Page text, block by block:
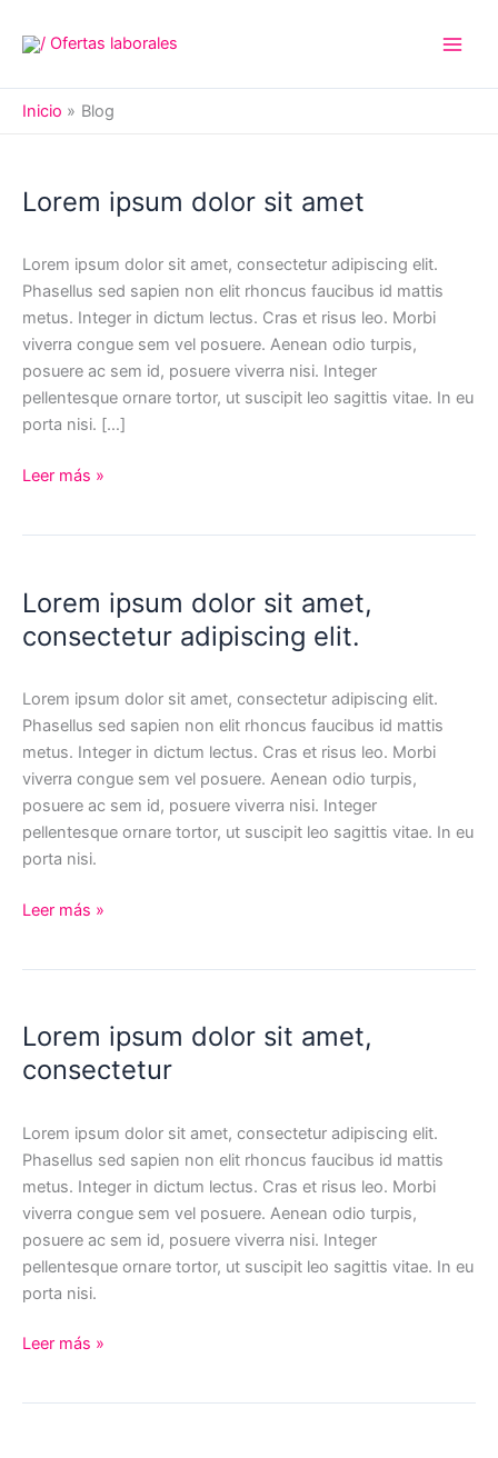
Inicio Blog
Lorem ipsum dolor sit amet
Lorem ipsum dolor sit amet, consectetur adipiscing elit.
Phasellus sed sapien non elit rhoncus faucibus id mattis
metus. Integer in dictum lectus. Cras et risus leo. Morbi
viverra congue sem vel posuere. Aenean odio turpis,
posuere ac sem id, posuere viverra nisi. Integer
pellentesque ornare tortor, ut suscipit leo sagittis vitae. In eu
porta nisi. […]
Lorem
Leer más »
Lorem ipsum dolor sit amet,
consectetur adipiscing elit.
Lorem ipsum dolor sit amet, consectetur adipiscing elit.
Phasellus sed sapien non elit rhoncus faucibus id mattis
metus. Integer in dictum lectus. Cras et risus leo. Morbi
viverra congue sem vel posuere. Aenean odio turpis,
posuere ac sem id, posuere viverra nisi. Integer
pellentesque ornare tortor, ut suscipit leo sagittis vitae. In eu
porta nisi.
Lorem
consectetur
adipiscing
Leer más »
Lorem ipsum dolor sit amet,
consectetur
Lorem ipsum dolor sit amet, consectetur adipiscing elit.
Phasellus sed sapien non elit rhoncus faucibus id mattis
metus. Integer in dictum lectus. Cras et risus leo. Morbi
viverra congue sem vel posuere. Aenean odio turpis,
posuere ac sem id, posuere viverra nisi. Integer
pellentesque ornare tortor, ut suscipit leo sagittis vitae. In eu
porta nisi.
Lorem
Leer más »